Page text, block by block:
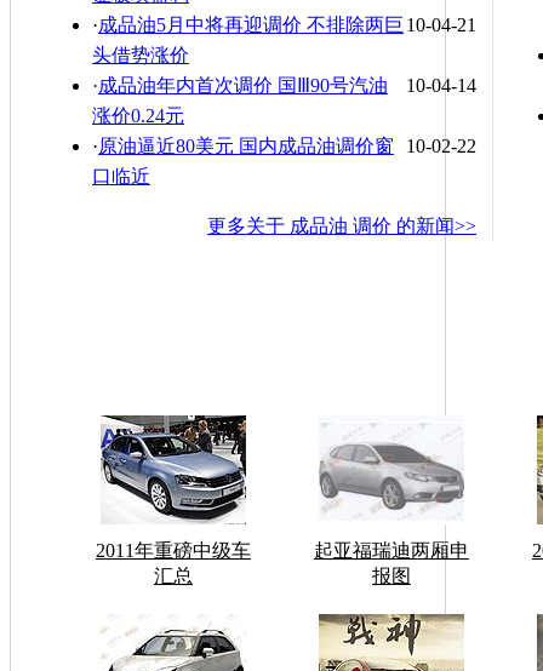
10-04-21
·成品油5月中将再迎调价 不排除两巨
头借势涨价
10-04-14
·成品油年内首次调价 国Ⅲ90号汽油
涨价0.24元
10-02-22
·原油逼近80美元 国内成品油调价窗
口临近
更多关于 成品油 调价 的新闻>>
2011年重磅中级车
汇总
起亚福瑞迪两厢申
报图